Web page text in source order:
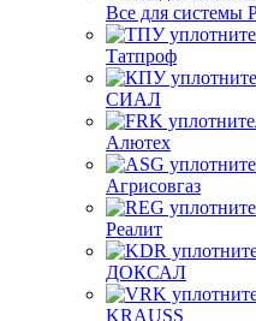
Все для системы
Татпроф
СИАЛ
Алютех
Агрисовгаз
Реалит
ДОКСАЛ
KRAUSS